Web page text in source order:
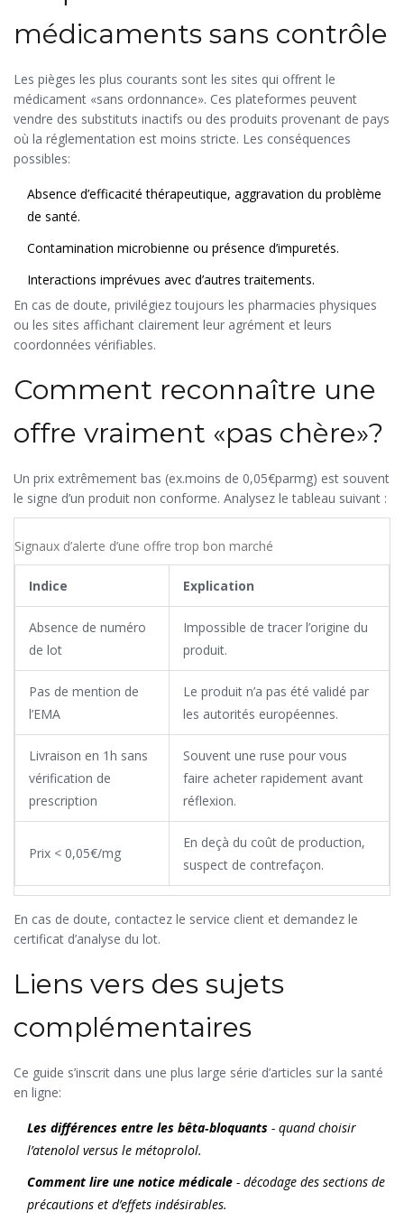
médicaments sans contrôle
Les pièges les plus courants sont les sites qui offrent le
médicament «sans ordonnance». Ces plateformes peuvent
vendre des substituts inactifs ou des produits provenant de pays
où la réglementation est moins stricte. Les conséquences
possibles:
Absence d’efficacité thérapeutique, aggravation du problème
de santé.
Contamination microbienne ou présence d’impuretés.
Interactions imprévues avec d’autres traitements.
En cas de doute, privilégiez toujours les pharmacies physiques
ou les sites affichant clairement leur agrément et leurs
coordonnées vérifiables.
Comment reconnaître une
offre vraiment «pas chère»?
Un prix extrêmement bas (ex.moins de 0,05€parmg) est souvent
le signe d’un produit non conforme. Analysez le tableau suivant :
Signaux d’alerte d’une offre trop bon marché
Indice Explication
Absence de numéro
de lot
Impossible de tracer l’origine du
produit.
Pas de mention de
l’EMA
Le produit n’a pas été validé par
les autorités européennes.
Livraison en 1h sans
vérification de
prescription
Souvent une ruse pour vous
faire acheter rapidement avant
réflexion.
Prix < 0,05€/mg
En deçà du coût de production,
suspect de contrefaçon.
En cas de doute, contactez le service client et demandez le
certificat d’analyse du lot.
Liens vers des sujets
complémentaires
Ce guide s’inscrit dans une plus large série d’articles sur la santé
en ligne:
Les différences entre les bêta‑bloquants - quand choisir
l’atenolol versus le métoprolol.
Comment lire une notice médicale - décodage des sections de
précautions et d’effets indésirables.